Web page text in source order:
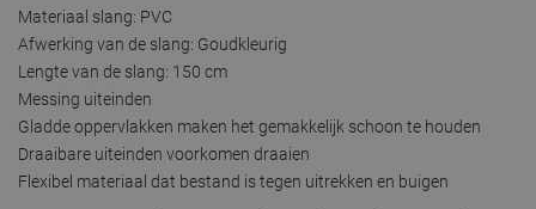
Materiaal slang: PVC
Afwerking van de slang: Goudkleurig
Lengte van de slang: 150 cm
Messing uiteinden
Gladde oppervlakken maken het gemakkelijk schoon te houden
Draaibare uiteinden voorkomen draaien
Flexibel materiaal dat bestand is tegen uitrekken en buigen